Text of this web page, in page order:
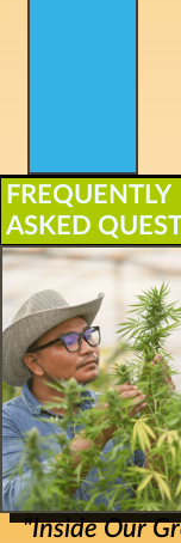
FREQUENTLY
ASKED
"Inside Our